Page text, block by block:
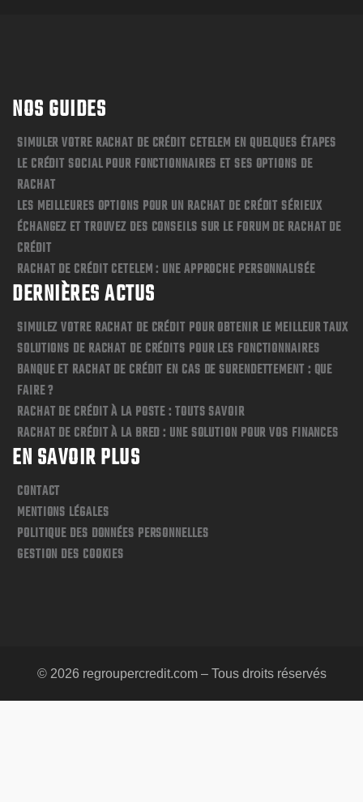
NOS GUIDES
SIMULER VOTRE RACHAT DE CRÉDIT CETELEM EN QUELQUES ÉTAPES
LE CRÉDIT SOCIAL POUR FONCTIONNAIRES ET SES OPTIONS DE
RACHAT
LES MEILLEURES OPTIONS POUR UN RACHAT DE CRÉDIT SÉRIEUX
ÉCHANGEZ ET TROUVEZ DES CONSEILS SUR LE FORUM DE RACHAT DE
CRÉDIT
RACHAT DE CRÉDIT CETELEM : UNE APPROCHE PERSONNALISÉE
DERNIÈRES ACTUS
SIMULEZ VOTRE RACHAT DE CRÉDIT POUR OBTENIR LE MEILLEUR TAUX
SOLUTIONS DE RACHAT DE CRÉDITS POUR LES FONCTIONNAIRES
BANQUE ET RACHAT DE CRÉDIT EN CAS DE SURENDETTEMENT : QUE
FAIRE ?
RACHAT DE CRÉDIT À LA POSTE : TOUTS SAVOIR
RACHAT DE CRÉDIT À LA BRED : UNE SOLUTION POUR VOS FINANCES
EN SAVOIR PLUS
CONTACT
MENTIONS LÉGALES
POLITIQUE DES DONNÉES PERSONNELLES
GESTION DES COOKIES
© 2026 regroupercredit.com – Tous droits réservés